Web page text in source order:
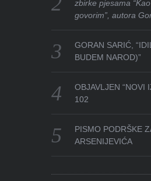
zbirke pjesama
govorim”, autora
GORAN SARIĆ,
BUDEM NAROD)”
OBJAVLJEN “NOVI
102
PISMO PODRŠKE
ARSENIJEVIĆA